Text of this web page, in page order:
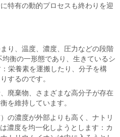
特有の動的プロセスも終わりを迎
り、温度、濃度、圧力などの段階
衡の一形態であり、生きているシ
栄養素を運搬したり、分子を構
するのです。
廃棄物、さまざまな高分子が存在
を維持しています。
の濃度が外部よりも高く、ナトリ
濃度を均一化しようとします：カ